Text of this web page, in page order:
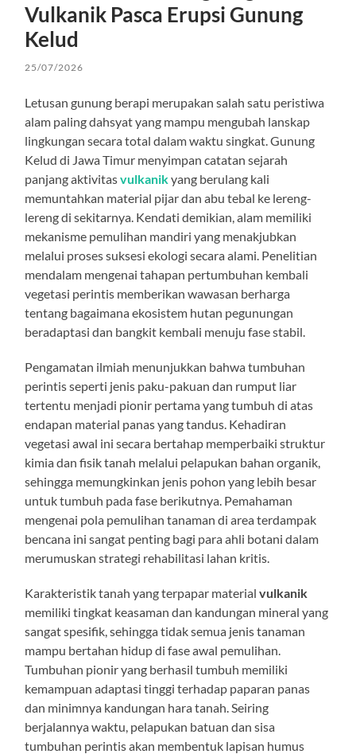
Vulkanik Pasca Erupsi Gunung
Kelud
25/07/2026
Letusan gunung berapi merupakan salah satu peristiwa
alam paling dahsyat yang mampu mengubah lanskap
lingkungan secara total dalam waktu singkat. Gunung
Kelud di Jawa Timur menyimpan catatan sejarah
panjang aktivitasvulkanikyang berulang kali
memuntahkan material pijar dan abu tebal ke lereng-
lereng di sekitarnya. Kendati demikian, alam memiliki
mekanisme pemulihan mandiri yang menakjubkan
melalui proses suksesi ekologi secara alami. Penelitian
mendalam mengenai tahapan pertumbuhan kembali
vegetasi perintis memberikan wawasan berharga
tentang bagaimana ekosistem hutan pegunungan
beradaptasi dan bangkit kembali menuju fase stabil.
Pengamatan ilmiah menunjukkan bahwa tumbuhan
perintis seperti jenis paku-pakuan dan rumput liar
tertentu menjadi pionir pertama yang tumbuh di atas
endapan material panas yang tandus. Kehadiran
vegetasi awal ini secara bertahap memperbaiki struktur
kimia dan fisik tanah melalui pelapukan bahan organik,
sehingga memungkinkan jenis pohon yang lebih besar
untuk tumbuh pada fase berikutnya. Pemahaman
mengenai pola pemulihan tanaman di area terdampak
bencana ini sangat penting bagi para ahli botani dalam
merumuskan strategi rehabilitasi lahan kritis.
Karakteristik tanah yang terpapar materialvulkanik
memiliki tingkat keasaman dan kandungan mineral yang
sangat spesifik, sehingga tidak semua jenis tanaman
mampu bertahan hidup di fase awal pemulihan.
Tumbuhan pionir yang berhasil tumbuh memiliki
kemampuan adaptasi tinggi terhadap paparan panas
dan minimnya kandungan hara tanah. Seiring
berjalannya waktu, pelapukan batuan dan sisa
tumbuhan perintis akan membentuk lapisan humus